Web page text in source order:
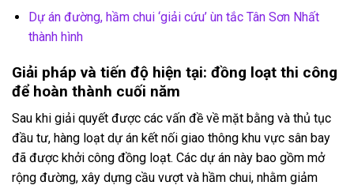
Dự án đường, hầm chui ‘giải cứu’ ùn tắc Tân Sơn Nhất
thành hình
Giải pháp và tiến độ hiện tại: đồng loạt thi công
để hoàn thành cuối năm
Sau khi giải quyết được các vấn đề về mặt bằng và thủ tục
đầu tư, hàng loạt dự án kết nối giao thông khu vực sân bay
đã được khởi công đồng loạt. Các dự án này bao gồm mở
rộng đường, xây dựng cầu vượt và hầm chui, nhằm giảm